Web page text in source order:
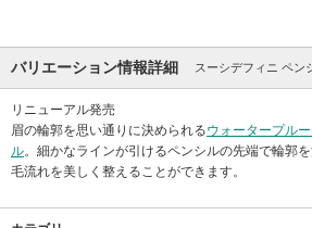
バリエーション情報詳細 スーシデフィニ ペン
リニューアル発売
眉の輪郭を思い通りに決められるウォータープル
ル。細かなラインが引けるペンシルの先端で輪郭
毛流れを美しく整えることができます。